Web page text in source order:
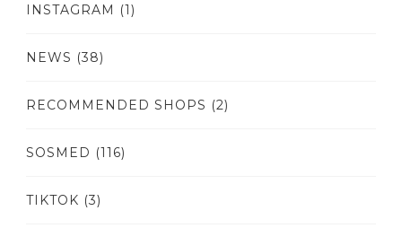
INSTAGRAM (1)
NEWS (38)
RECOMMENDED SHOPS (2)
SOSMED (116)
TIKTOK (3)